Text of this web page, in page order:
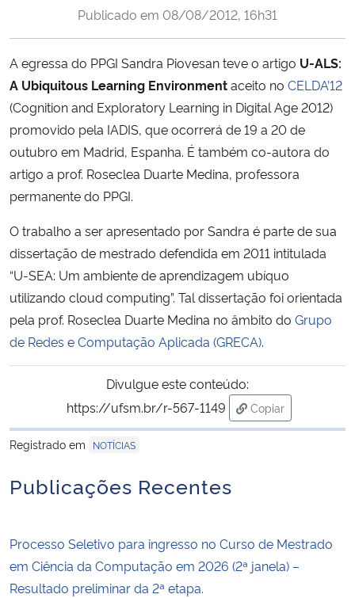
Ministério da Cidadania
Ministério de Minas e Energia
Ministério da Ciência, Tecnologia, Inovações e Comunicações
Ministério do Meio Ambiente
Ministério do Desenvolvimento Regional
Controladoria-Geral da União
Ministério da Mulher, da Família e dos Direitos Humanos
Secretaria de Governo
Banco Central do Brasil
Publicado em 08/08/2012, 16h31
A egressa do PPGI Sandra Piovesan teve o artigo U-ALS:
A Ubiquitous Learning Environmentaceito no CELDA’12
(Cognition and Exploratory Learning in Digital Age 2012)
promovido pela IADIS, que ocorrerá de 19 a 20 de
outubro em Madrid, Espanha. É também co-autora do
artigo a prof. Roseclea Duarte Medina, professora
permanente do PPGI.
O trabalho a ser apresentado por Sandra é parte de sua
dissertação de mestrado defendida em 2011 intitulada
“U-SEA: Um ambiente de aprendizagem ubíquo
utilizando cloud computing”. Tal dissertação foi orientada
pela prof. Roseclea Duarte Medina no âmbito do Grupo
de Redes e Computação Aplicada (GRECA).
Divulgue este conteúdo:
https://ufsm.br/r-567-1149
Copiar
para área de
Registrado em
NOTÍCIAS
Publicações Recentes
Processo Seletivo para ingresso no Curso de Mestrado
em Ciência da Computação em 2026 (2ª janela) –
Resultado preliminar da 2ª etapa.